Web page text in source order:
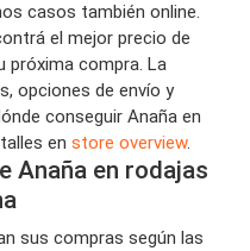
casos también online.
el mejor precio de
próxima compra. La
opciones de envío y
conseguir Anaña en
en store overview.
Anaña en rodajas
sus compras según las